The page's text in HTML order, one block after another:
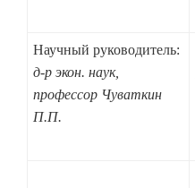
Научный руководитель:
д-р экон. наук,
профессор Чуваткин
П.П.